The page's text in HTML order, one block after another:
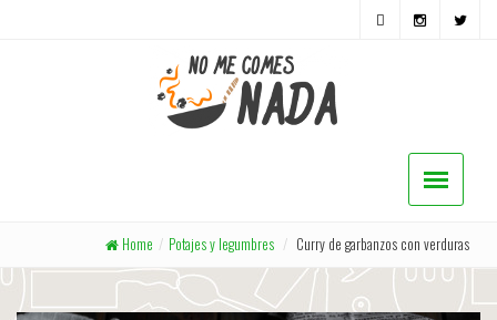
Home / Potajes y legumbres / Curry de garbanzos con verduras